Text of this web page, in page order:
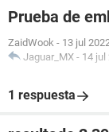
Prueba de
ZaidWook - 13 jul
Jaguar_MX - 14 jul
1 respuesta